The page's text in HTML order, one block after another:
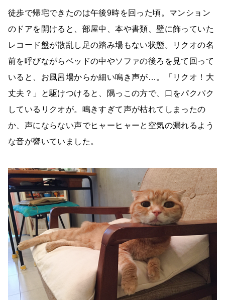
徒歩で帰宅できたのは午後9時を回った頃。マンション
のドアを開けると、部屋中、本や書類、壁に飾っていた
レコード盤が散乱し足の踏み場もない状態。リクオの名
前を呼びながらベッドの中やソファの後ろを見て回って
いると、お風呂場からか細い鳴き声が…。「リクオ！大
丈夫？」と駆けつけると、隅っこの方で、口をパクパク
しているリクオが。鳴きすぎて声が枯れてしまったの
か、声にならない声でヒャーヒャーと空気の漏れるよう
な音が響いていました。